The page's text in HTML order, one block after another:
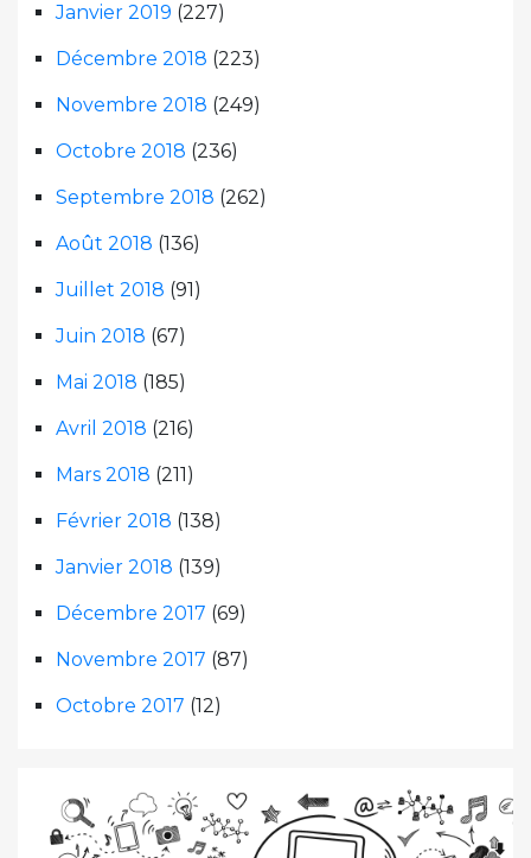
Janvier 2019 (227)
Décembre 2018 (223)
Novembre 2018 (249)
Octobre 2018 (236)
Septembre 2018 (262)
Août 2018 (136)
Juillet 2018 (91)
Juin 2018 (67)
Mai 2018 (185)
Avril 2018 (216)
Mars 2018 (211)
Février 2018 (138)
Janvier 2018 (139)
Décembre 2017 (69)
Novembre 2017 (87)
Octobre 2017 (12)